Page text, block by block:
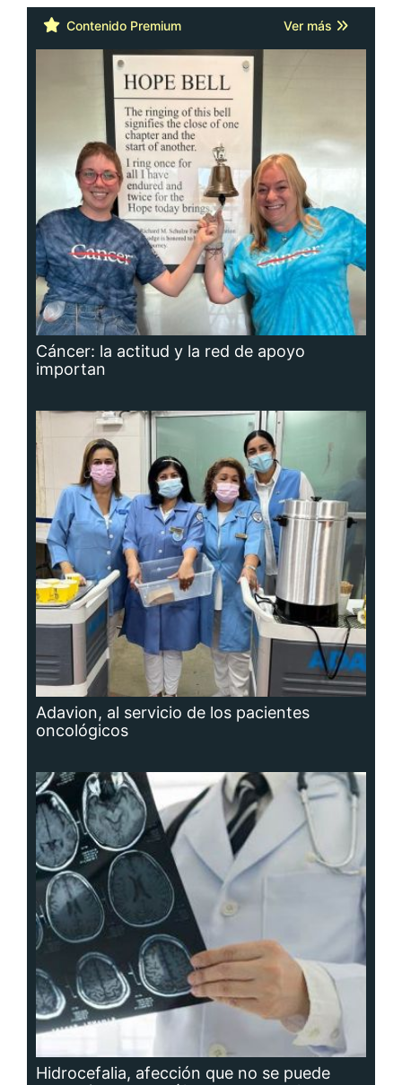
Contenido Premium Ver más
Cáncer: la actitud y la red de apoyo
importan
Adavion, al servicio de los pacientes
oncológicos
Hidrocefalia, afección que no se puede